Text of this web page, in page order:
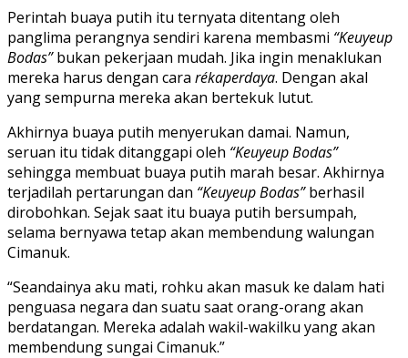
Perintah buaya putih itu ternyata ditentang oleh
panglima perangnya sendiri karena membasmi “Keuyeup
Bodas”bukan pekerjaan mudah. Jika ingin menaklukan
mereka harus dengan cara rékaperdaya. Dengan akal
yang sempurna mereka akan bertekuk lutut.
Akhirnya buaya putih menyerukan damai. Namun,
seruan itu tidak ditanggapi oleh “Keuyeup Bodas”
sehingga membuat buaya putih marah besar. Akhirnya
terjadilah pertarungan dan “Keuyeup Bodas”berhasil
dirobohkan. Sejak saat itu buaya putih bersumpah,
selama bernyawa tetap akan membendung walungan
Cimanuk.
“Seandainya aku mati, rohku akan masuk ke dalam hati
penguasa negara dan suatu saat orang-orang akan
berdatangan. Mereka adalah wakil-wakilku yang akan
membendung sungai Cimanuk.”